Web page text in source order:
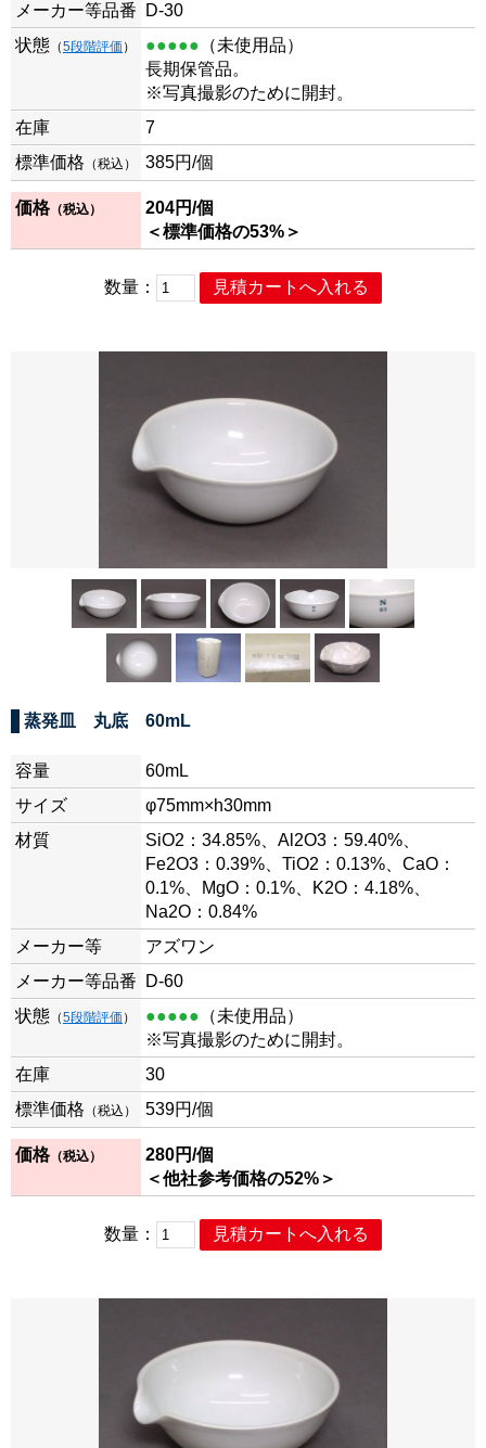
メーカー等品番
D-30
状態 （5段階評価 ） ●●●●● （未使用品）
長期保管品。
※写真撮影のために開封。
在庫
7
標準価格 （税込） 385円/個
価格（税込） 204円/個
＜標準価格の53%＞
数量：
蒸発皿 丸底 60mL
容量
60mL
サイズ
φ75mm×h30mm
材質
SiO2：34.85%、Al2O3：59.40%、
Fe2O3：0.39%、TiO2：0.13%、CaO：
0.1%、MgO：0.1%、K2O：4.18%、
Na2O：0.84%
メーカー等
アズワン
メーカー等品番
D-60
状態 （5段階評価 ） ●●●●● （未使用品）
※写真撮影のために開封。
在庫
30
標準価格 （税込） 539円/個
価格（税込） 280円/個
＜他社参考価格の52%＞
数量：